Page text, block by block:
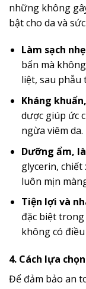
những không
bật cho da và
Làm sạch
bẩn mà
liệt, sau
Kháng
dược giúp ức
ngừa viêm da.
Dưỡng ẩm,
glycerin, chiết
luôn mịn
Tiện lợi và
đặc biệt
không có
4. Cách lựa
Để đảm bảo an